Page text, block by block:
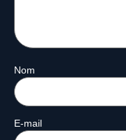
Nom
E-mail